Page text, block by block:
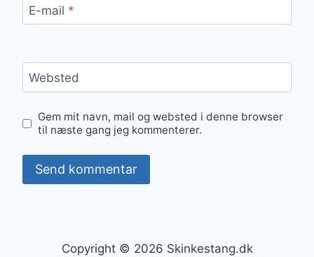
E-mail *
Websted
Gem mit navn, mail og websted i denne browser
til næste gang jeg kommenterer.
Copyright © 2026 Skinkestang.dk